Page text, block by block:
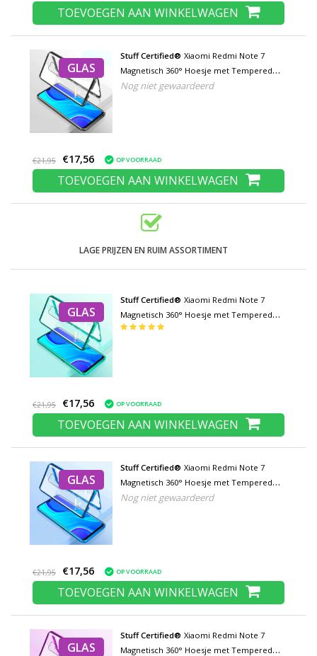
TOEVOEGEN AAN WINKELWAGEN
GLAS
Stuff Certified® Xiaomi Redmi Note 7
Magnetisch 360° Hoesje met Tempered
Glass - Full Body Cover Hoesje +
Nog niet gewaardeerd
€21,95 €17,56 OP VOORRAAD
TOEVOEGEN AAN WINKELWAGEN
LAGE PRIJZEN EN RUIM ASSORTIMENT
GLAS
Stuff Certified® Xiaomi Redmi Note 7
Magnetisch 360° Hoesje met Tempered
Glass - Full Body Cover Hoesje +
€21,95 €17,56 OP VOORRAAD
TOEVOEGEN AAN WINKELWAGEN
GLAS
Stuff Certified® Xiaomi Redmi Note 7
Magnetisch 360° Hoesje met Tempered
Glass - Full Body Cover Hoesje +
Nog niet gewaardeerd
€21,95 €17,56 OP VOORRAAD
TOEVOEGEN AAN WINKELWAGEN
GLAS
Stuff Certified® Xiaomi Redmi Note 7
Magnetisch 360° Hoesje met Tempered